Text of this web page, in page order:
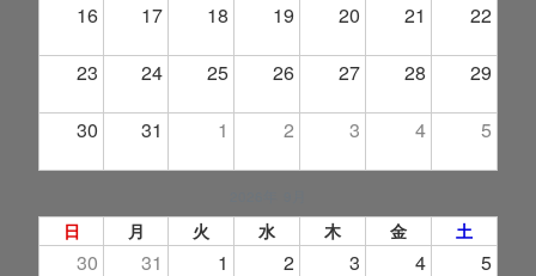
16 17 18 19 20 21 22
23 24 25 26 27 28 29
30 31 1 2 3 4 5
日 月 火 水 木 金 土
30 31 1 2 3 4 5